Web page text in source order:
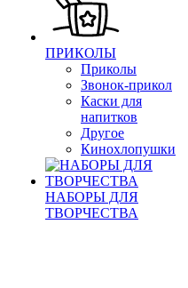
ПРИКОЛЫ
Приколы
Звонок-прикол
Каски для
напитков
Другое
Кинохлопушки
НАБОРЫ ДЛЯ
ТВОРЧЕСТВА